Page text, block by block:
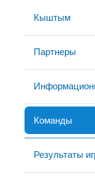
Кыштым
Партнеры
Команды
Результаты